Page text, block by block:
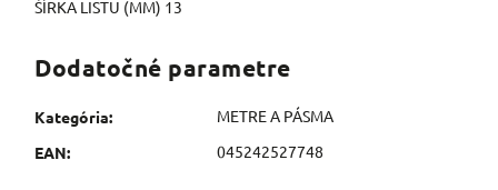
ŠÍRKA LISTU (MM) 13
Dodatočné parametre
Kategória:
METRE A PÁSMA
EAN: 045242527748